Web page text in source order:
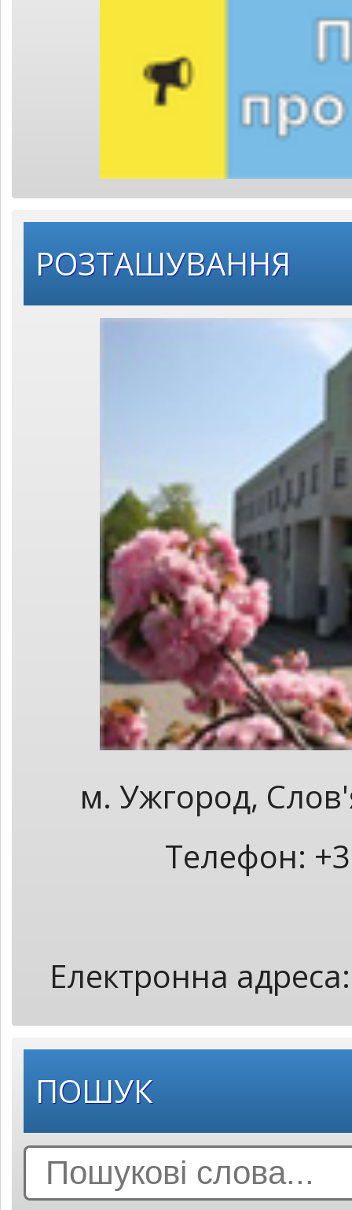
РОЗТАШУВАННЯ
м. Ужгород,
Телефон:
Електронна
ПОШУК
Search
for: